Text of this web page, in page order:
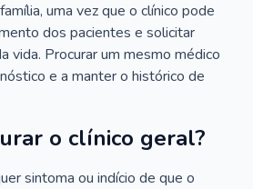
uma vez que o clínico pode
dos pacientes e solicitar
vida. Procurar um mesmo médico
e a manter o histórico de
o clínico geral?
sintoma ou indício de que o